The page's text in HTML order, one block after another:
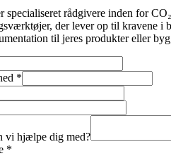
specialiseret rådgivere inden for
der lever op til kravene i
til jeres produkter eller
*
vi hjælpe dig med?
*